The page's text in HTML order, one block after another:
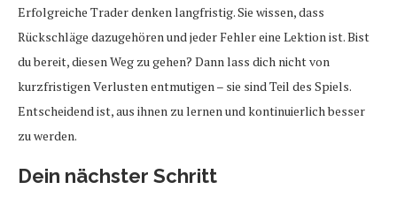
Erfolgreiche Trader denken langfristig. Sie wissen, dass
Rückschläge dazugehören und jeder Fehler eine Lektion ist. Bist
du bereit, diesen Weg zu gehen? Dann lass dich nicht von
kurzfristigen Verlusten entmutigen – sie sind Teil des Spiels.
Entscheidend ist, aus ihnen zu lernen und kontinuierlich besser
zu werden.
Dein nächster Schritt